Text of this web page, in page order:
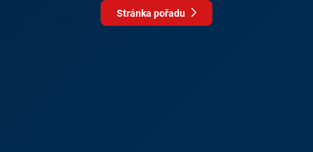
Stránka pořadu